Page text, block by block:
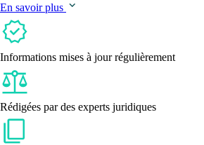
En savoir plus
Informations mises à jour régulièrement
Rédigées par des experts juridiques